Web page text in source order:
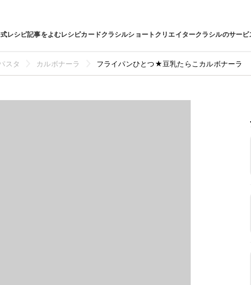
レシピ記事をよむレシピカードクラシルショートクリエイタークラシルのサービ
スタ カルボナーラ フライパンひとつ★豆乳たらこカルボナーラ